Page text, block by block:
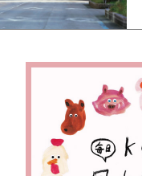
すっきりとしたフォル
いた後もストレスフリー